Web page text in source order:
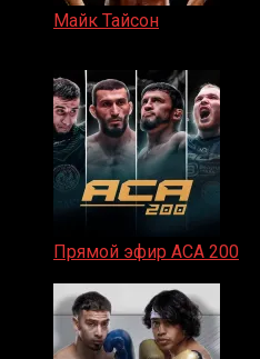
Майк Тайсон
Прямой эфир ACA 200